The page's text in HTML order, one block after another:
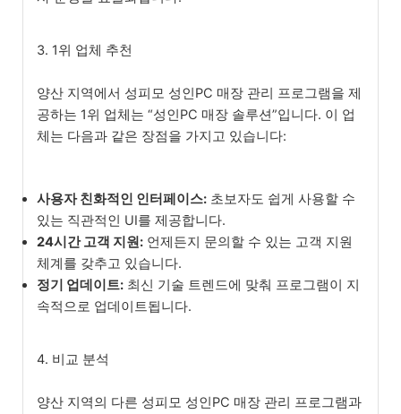
3. 1위 업체 추천
양산 지역에서 성피모 성인PC 매장 관리 프로그램을 제
공하는 1위 업체는 “성인PC 매장 솔루션”입니다. 이 업
체는 다음과 같은 장점을 가지고 있습니다:
사용자 친화적인 인터페이스: 초보자도 쉽게 사용할 수
있는 직관적인 UI를 제공합니다.
24시간 고객 지원: 언제든지 문의할 수 있는 고객 지원
체계를 갖추고 있습니다.
정기 업데이트: 최신 기술 트렌드에 맞춰 프로그램이 지
속적으로 업데이트됩니다.
4. 비교 분석
양산 지역의 다른 성피모 성인PC 매장 관리 프로그램과